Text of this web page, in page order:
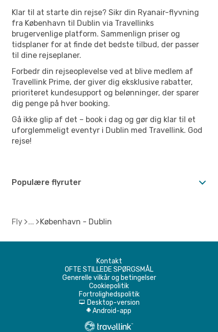
Klar til at starte din rejse? Sikr din Ryanair-flyvning
fra København til Dublin via Travellinks
brugervenlige platform. Sammenlign priser og
tidsplaner for at finde det bedste tilbud, der passer
til dine rejseplaner.
Forbedr din rejseoplevelse ved at blive medlem af
Travellink Prime, der giver dig eksklusive rabatter,
prioriteret kundesupport og belønninger, der sparer
dig penge på hver booking.
Gå ikke glip af det – book i dag og gør dig klar til et
uforglemmeligt eventyr i Dublin med Travellink. God
rejse!
Populære flyruter
Fly København - Dublin
Kontakt
OFTE STILLEDE SPØRGSMÅL
Generelle vilkår og betingelser
Cookiepolitik
Fortrolighedspolitik
d Desktop-version
A Android-app